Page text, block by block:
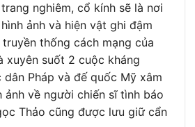
nghiêm, cổ kính sẽ là nơi
ảnh và hiện vật ghi đậm
thống cách mạng của
xuyên suốt 2 cuộc kháng
Pháp và đế quốc Mỹ xâm
ảnh về người chiến sĩ tình báo
Thảo cũng được lưu giữ cẩn